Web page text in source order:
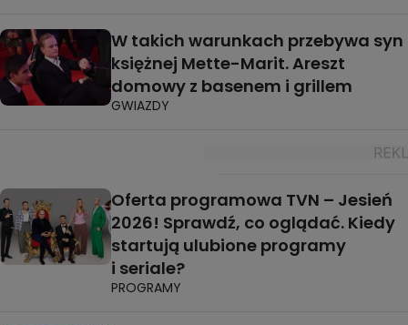
W takich warunkach przebywa syn
księżnej Mette-Marit. Areszt
domowy z basenem i grillem
GWIAZDY
Oferta programowa TVN – Jesień
2026! Sprawdź, co oglądać. Kiedy
startują ulubione programy
i seriale?
PROGRAMY